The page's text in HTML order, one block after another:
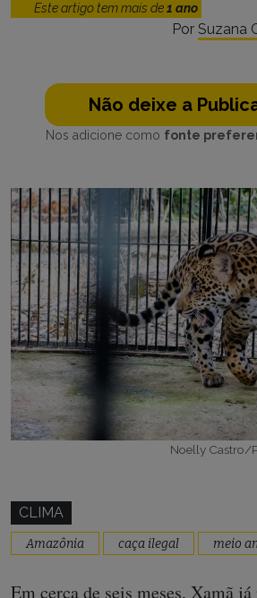
Este artigo tem mais de1 ano
Por Suzana
Não deixe a
Nos adicione como fonte
Noelly Castro/
CLIMA
Amazônia caça ilegal meio
Em cerca de seis meses, Xamã